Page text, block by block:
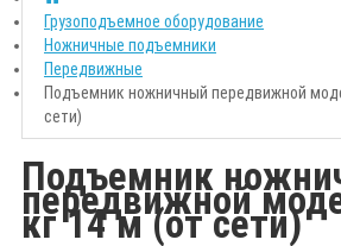
Грузоподъемное оборудование
Ножничные подъемники
Передвижные
Подъемник ножничный передвижной
сети)
Подъемник
передвижной
кг 14 м (от сети)